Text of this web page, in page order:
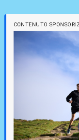
CONTENUTO